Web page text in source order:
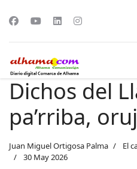
Dichos del
pa’rriba,
Juan Miguel Ortigosa Palma
El
30 May 2026